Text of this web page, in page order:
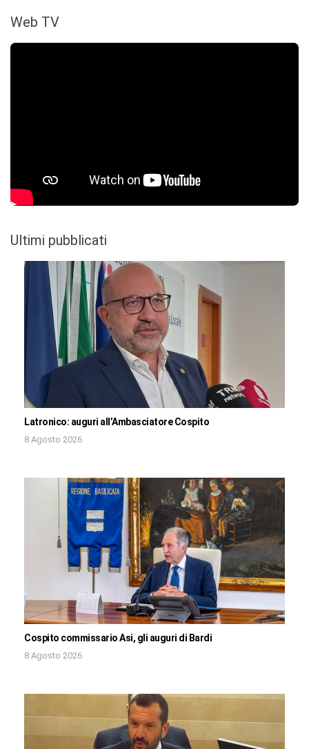
Web TV
Ultimi pubblicati
Latronico: auguri all’Ambasciatore Cospito
8 Agosto 2026
Cospito commissario Asi, gli auguri di Bardi
8 Agosto 2026